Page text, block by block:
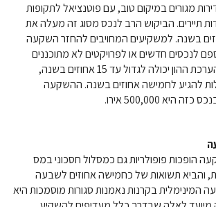
מגורים במיקום טוב, עם פוטנציאל לתקופות
תיירים. הביקוש הרב לנכס מסוג זה מעלה את
בעד 10 אחוזים בשנה. למשקיעים המחויבים להחזר השקעה
לנכסים חדשים או לפרויקטים לא מתוכננים
בערים הגדולות, שם הערכת ההון יכולה לגדול עד 15 אחוזים בשנה,
להגיע לחמישה אחוזים בשנה. ההשקעה
500,000 אירו.
הופכות פופולריות גם כמסלול חסכוני במס
והביא תשואות של כחמישה אחוזים לשבעה
המינימלית בקרנות נאמנות סגורות מוסמכות היא